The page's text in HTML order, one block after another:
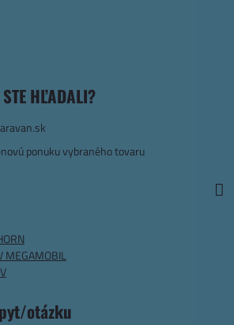
HĽADALI?
ponuku vybraného tovaru
MEGAMOBIL
otázku